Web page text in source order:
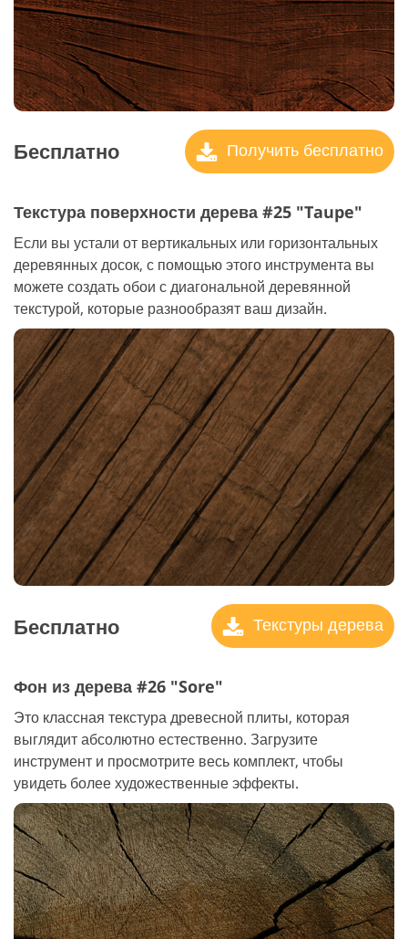
Бесплатно Получить бесплатно
Текстура поверхности дерева #25 "Taupe"
Если вы устали от вертикальных или горизонтальных
деревянных досок, с помощью этого инструмента вы
можете создать обои с диагональной деревянной
текстурой, которые разнообразят ваш дизайн.
Бесплатно Текстуры дерева
Фон из дерева #26 "Sore"
Это классная текстура древесной плиты, которая
выглядит абсолютно естественно. Загрузите
инструмент и просмотрите весь комплект, чтобы
увидеть более художественные эффекты.